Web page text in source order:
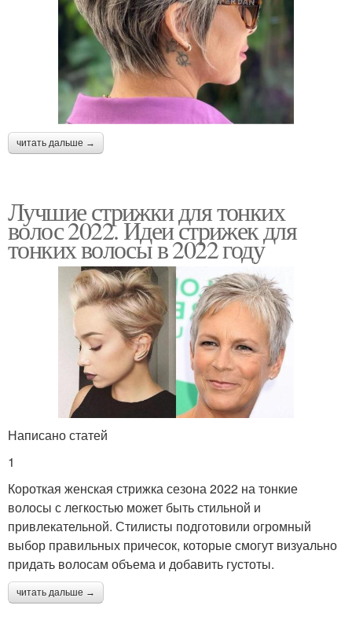
читать дальше →
Лучшие стрижки для тонких
волос 2022. Идеи стрижек для
тонких волосы в 2022 году
Написано статей
1
Короткая женская стрижка сезона 2022 на тонкие
волосы с легкостью может быть стильной и
привлекательной. Стилисты подготовили огромный
выбор правильных причесок, которые смогут визуально
придать волосам объема и добавить густоты.
читать дальше →